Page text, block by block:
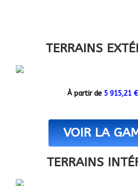
TERRAINS
À partir de 5 915,21 €
VOIR LA
TERRAINS